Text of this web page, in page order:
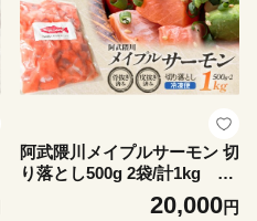
阿武隈川メイプルサーモン 切
り落とし500g 2袋/計1kg
20,000円